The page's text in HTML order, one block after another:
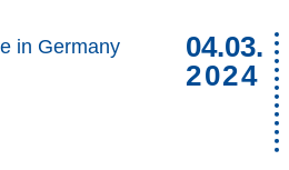
in Germany
04.03.
2024